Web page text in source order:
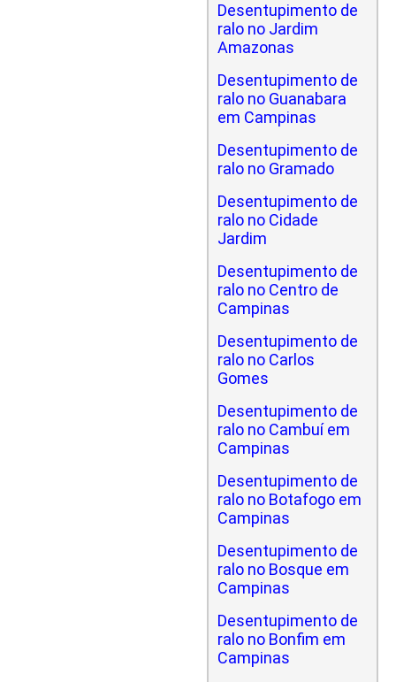
Desentupimento de
ralo no Jardim
Amazonas
Desentupimento de
ralo no Guanabara
em Campinas
Desentupimento de
ralo no Gramado
Desentupimento de
ralo no Cidade
Jardim
Desentupimento de
ralo no Centro de
Campinas
Desentupimento de
ralo no Carlos
Gomes
Desentupimento de
ralo no Cambuí em
Campinas
Desentupimento de
ralo no Botafogo em
Campinas
Desentupimento de
ralo no Bosque em
Campinas
Desentupimento de
ralo no Bonfim em
Campinas